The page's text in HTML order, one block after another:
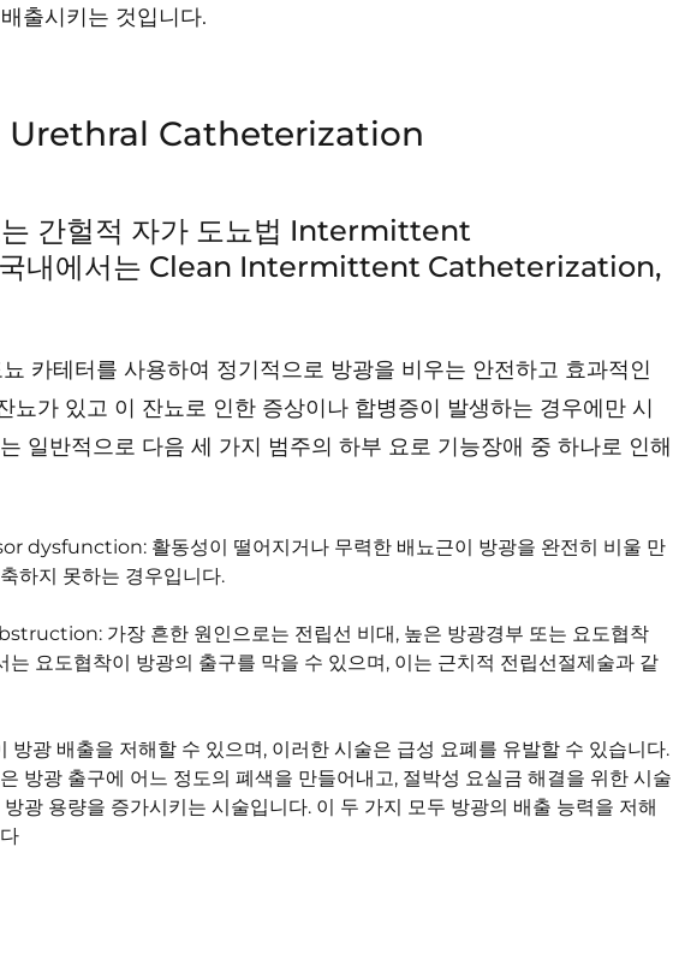
출시키는 것입니다.
Urethral Catheterization
는 간헐적 자가 도뇨법 Intermittent
내에서는 Clean Intermittent Catheterization,
카테터를 사용하여 정기적으로 방광을 비우는 안전하고 효과적인
뇨가 있고 이 잔뇨로 인한 증상이나 합병증이 발생하는 경우에만 시
일반적으로 다음 세 가지 범주의 하부 요로 기능장애 중 하나로 인해
dysfunction: 활동성이 떨어지거나 무력한 배뇨근이 방광을 완전히 비울 만
하지 못하는 경우입니다.
가장 흔한 원인으로는 전립선 비대, 높은 방광경부 또는 요도협착
는 요도협착이 방광의 출구를 막을 수 있으며, 이는 근치적 전립선절제술과 같
방광 배출을 저해할 수 있으며, 이러한 시술은 급성 요폐를 유발할 수 있습니다.
방광 출구에 어느 정도의 폐색을 만들어내고, 절박성 요실금 해결을 위한 시술
광 용량을 증가시키는 시술입니다. 이 두 가지 모두 방광의 배출 능력을 저해